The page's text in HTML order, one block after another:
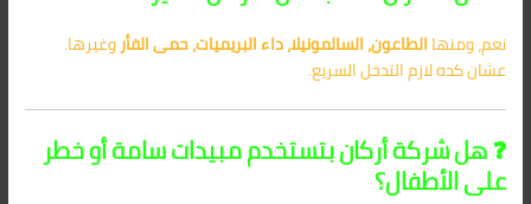
نعم، ومنهاالطاعون، السالمونيلا، داء البريميات، حمى الفأروغيرها.
عشان كده لازم التدخل السريع.
❓ هل شركة أركان بتستخدم مبيدات سامة أو خطر
على الأطفال؟